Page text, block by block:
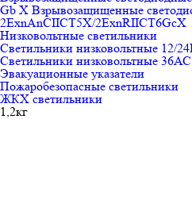
Gb X Взрывозащищенные
2ЕхnAnCIICT5X/2ExnRIICT6GcX
Низковольтные светильники
Светильники низковольтные 12/
Светильники низковольтные
Эвакуационные указатели
Пожаробезопасные светильники
ЖКХ светильники
1,2кг